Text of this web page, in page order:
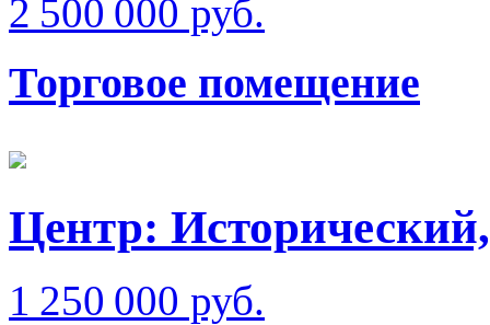
2 500 000 руб.
Торговое помещение
Центр:
1 250 000 руб.